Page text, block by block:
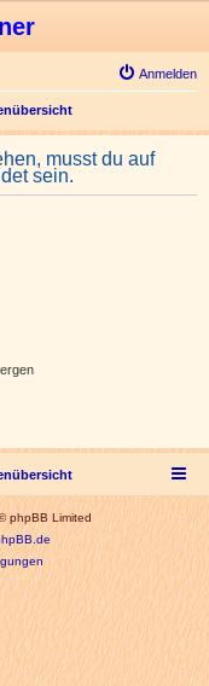
Anmelden
musst du auf
sein.
phpBB Limited